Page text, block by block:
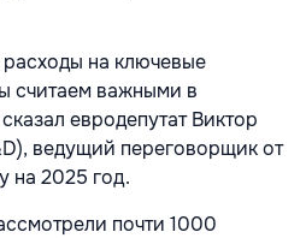
на ключевые
считаем важными в
евродепутат Виктор
ведущий переговорщик от
на 2025 год.
почти 1000